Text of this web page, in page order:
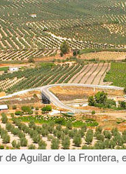
de Aguilar de la Frontera,